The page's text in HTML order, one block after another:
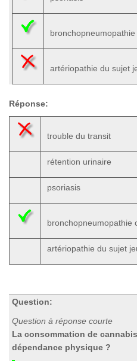
artériopathie du sujet
Réponse:
trouble du transit
rétention urinaire
psoriasis
bronchopneumopathie
artériopathie du sujet
Question:
Question à réponse courte
La consommation de
dépendance physique ?